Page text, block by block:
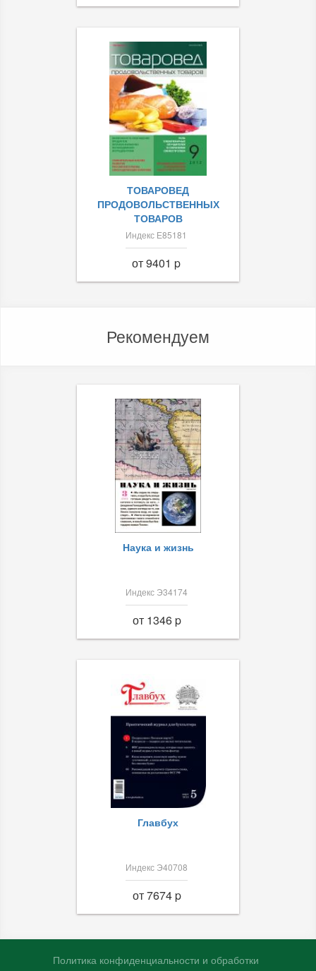
ТОВАРОВЕД
ПРОДОВОЛЬСТВЕННЫХ
ТОВАРОВ
Индекс Е85181
от 9401 p
Рекомендуем
Наука и жизнь
Индекс Э34174
от 1346 p
Главбух
Индекс Э40708
от 7674 p
Политика конфиденциальности и обработки